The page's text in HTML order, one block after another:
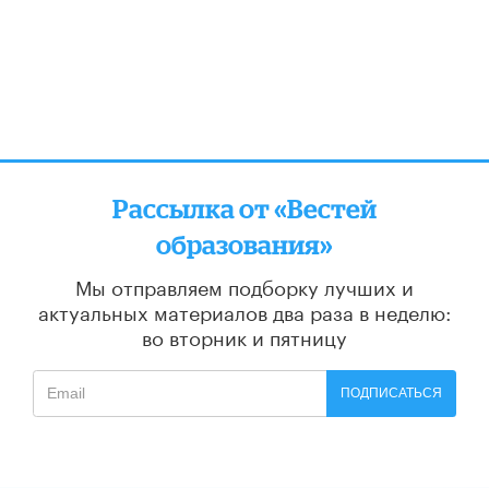
Рассылка от «Вестей
образования»
Мы отправляем подборку лучших и
актуальных материалов два раза в неделю:
во вторник и пятницу
ПОДПИСАТЬСЯ